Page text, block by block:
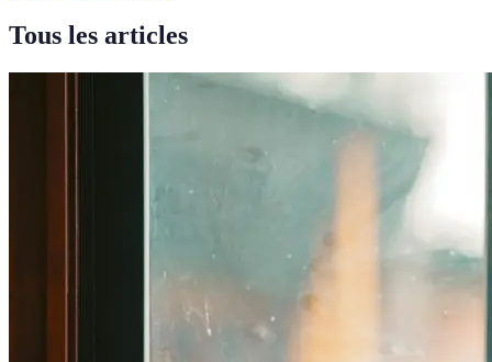
Tous les articles